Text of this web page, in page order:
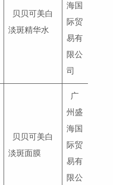
贝贝可美白
淡斑精华水
海国
际贸
易有
限公
司
贝贝可美白
淡斑面膜
广
州盛
海国
际贸
易有
限公